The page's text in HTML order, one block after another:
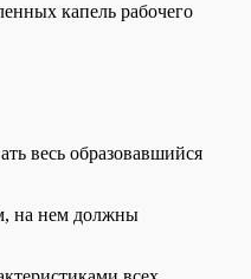
капель рабочего
весь образовавшийся
на нем должны